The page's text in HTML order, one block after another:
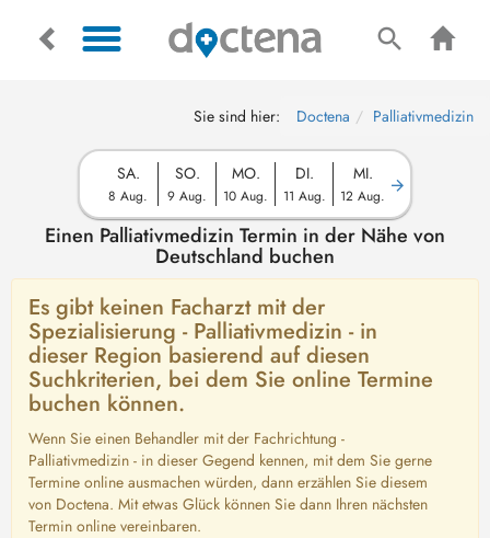
Sie sind hier: Doctena Palliativmedizin
SA.
8 Aug.
SO.
9 Aug.
MO.
10 Aug.
DI.
11 Aug.
MI.
12 Aug.
Einen Palliativmedizin Termin in der Nähe von
Deutschland buchen
Es gibt keinen Facharzt mit der
Spezialisierung - Palliativmedizin - in
dieser Region basierend auf diesen
Suchkriterien, bei dem Sie online Termine
buchen können.
Wenn Sie einen Behandler mit der Fachrichtung -
Palliativmedizin - in dieser Gegend kennen, mit dem Sie gerne
Termine online ausmachen würden, dann erzählen Sie diesem
von Doctena. Mit etwas Glück können Sie dann Ihren nächsten
Termin online vereinbaren.